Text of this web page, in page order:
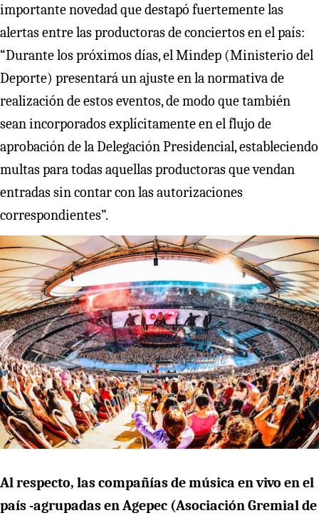
importante novedad que destapó fuertemente las
alertas entre las productoras de conciertos en el país:
“Durante los próximos días, el Mindep (Ministerio del
Deporte) presentará un ajuste en la normativa de
realización de estos eventos, de modo que también
sean incorporados explícitamente en el flujo de
aprobación de la Delegación Presidencial, estableciendo
multas para todas aquellas productoras que vendan
entradas sin contar con las autorizaciones
correspondientes”.
Al respecto, las compañías de música en vivo en el
país -agrupadas en Agepec (Asociación Gremial de